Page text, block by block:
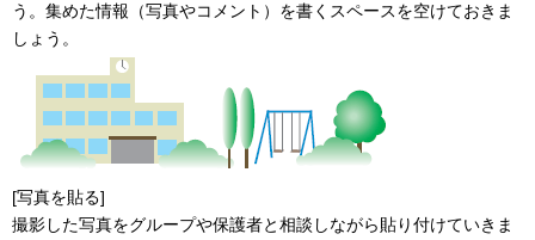
う。集めた情報（写真やコメント）を書くスペースを空けておきま
しょう。
[写真を貼る]
撮影した写真をグループや保護者と相談しながら貼り付けていきま